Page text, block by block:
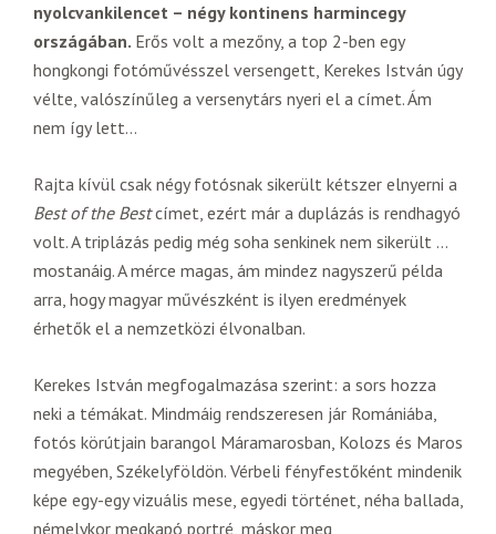
nyolcvankilencet – négy kontinens harmincegy
országában. Erős volt a mezőny, a top 2-ben egy
hongkongi fotóművésszel versengett, Kerekes István úgy
vélte, valószínűleg a versenytárs nyeri el a címet. Ám
nem így lett…
Rajta kívül csak négy fotósnak sikerült kétszer elnyerni a
Best of the Bestcímet, ezért már a duplázás is rendhagyó
volt. A triplázás pedig még soha senkinek nem sikerült …
mostanáig. A mérce magas, ám mindez nagyszerű példa
arra, hogy magyar művészként is ilyen eredmények
érhetők el a nemzetközi élvonalban.
Kerekes István megfogalmazása szerint: a sors hozza
neki a témákat. Mindmáig rendszeresen jár Romániába,
fotós körútjain barangol Máramarosban, Kolozs és Maros
megyében, Székelyföldön. Vérbeli fényfestőként mindenik
képe egy-egy vizuális mese, egyedi történet, néha ballada,
némelykor megkapó portré, máskor meg